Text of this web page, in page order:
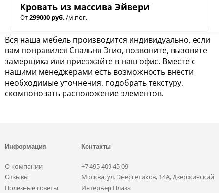
Кровать из массива Эйвери
От299000 руб. /м.пог.
Вся наша мебель производится индивидуально, если
вам понравился Спальня Эгио, позвоните, вызовите
замерщика или приезжайте в наш офис. Вместе с
нашими менеджерами есть возможность внести
необходимые уточнения, подобрать текстуру,
скомпоновать расположение элементов.
Информация
О компании
Отзывы
Полезные советы
Контакты
+7 495 409 45 09
Москва, ул. Энергетиков, 14А, Дзержинский
Интерьер Плаза